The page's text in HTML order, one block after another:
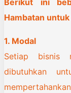
Hambatan
1. Modal
Setiap bisnis
dibutuhkan